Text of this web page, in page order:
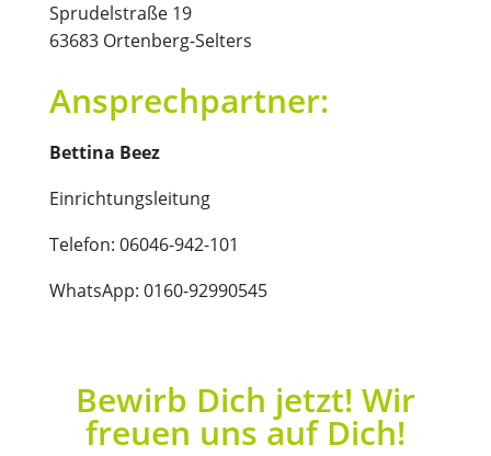
Sprudelstraße 19
63683 Ortenberg-Selters
Ansprechpartner:
Bettina Beez
Einrichtungsleitung
Telefon: 06046-942-101
WhatsApp: 0160-92990545
Bewirb Dich jetzt! Wir
freuen uns auf Dich!